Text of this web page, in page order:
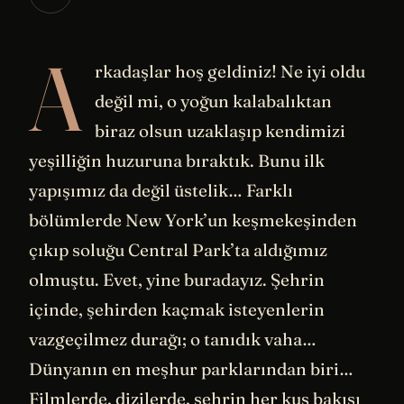
A
rkadaşlar hoş geldiniz! Ne iyi oldu
değil mi, o yoğun kalabalıktan
biraz olsun uzaklaşıp kendimizi
yeşilliğin huzuruna bıraktık. Bunu ilk
yapışımız da değil üstelik… Farklı
bölümlerde New York’un keşmekeşinden
çıkıp soluğu Central Park’ta aldığımız
olmuştu. Evet, yine buradayız. Şehrin
içinde, şehirden kaçmak isteyenlerin
vazgeçilmez durağı; o tanıdık vaha…
Dünyanın en meşhur parklarından biri…
Filmlerde, dizilerde, şehrin her kuş bakışı